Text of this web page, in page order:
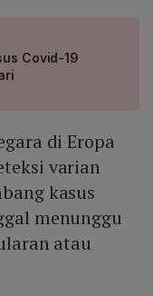
Covid-19
di Eropa
varian
kasus
menunggu
atau